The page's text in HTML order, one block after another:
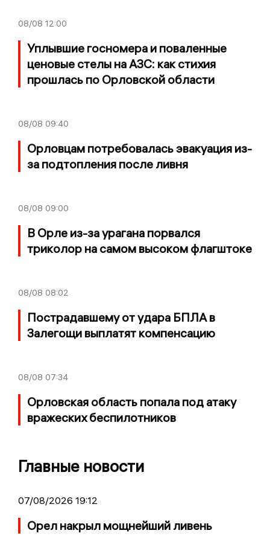
08/08 12:00
Уплывшие госномера и поваленные
ценовые стелы на АЗС: как стихия
прошлась по Орловской области
08/08 09:40
Орловцам потребовалась эвакуация из-
за подтопления после ливня
08/08 09:00
В Орле из-за урагана порвался
триколор на самом высоком флагштоке
08/08 08:02
Пострадавшему от удара БПЛА в
Залегощи выплатят компенсацию
08/08 07:34
Орловская область попала под атаку
вражеских беспилотников
Главные новости
07/08/2026 19:12
Орел накрыл мощнейший ливень